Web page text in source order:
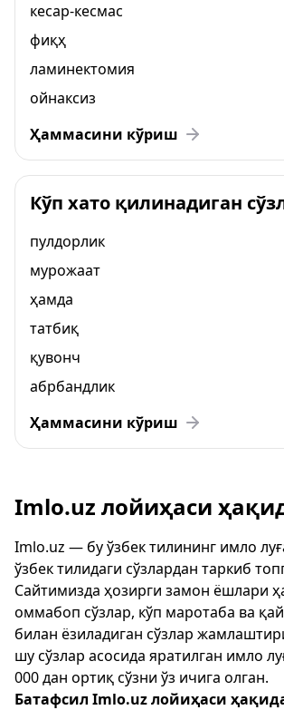
кесар-кесмас
фиқҳ
ламинектомия
ойнаксиз
Ҳаммасини кўриш
Кўп хато қилинадиган
пулдорлик
мурожаат
ҳамда
татбиқ
қувонч
абрбандлик
Ҳаммасини кўриш
Imlo.uz лойиҳаси
Imlo.uz — бу ўзбек тилининг имло
ўзбек тилидаги сўзлардан таркиб
Сайтимизда ҳозирги замон ёшлари
оммабоп сўзлар, кўп маротаба ва
билан ёзиладиган сўзлар
шу сўзлар асосида яратилган имло
000 дан ортиқ сўзни ўз ичига олган.
Батафсил Imlo.uz лойиҳаси